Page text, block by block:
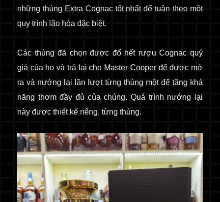
những thùng Extra Cognac tốt nhất để tuân theo một
quy trình lão hóa đặc biệt.
Các thùng đã chọn được đổ hết rượu Cognac quý
giá của họ và trả lại cho Master Cooper để được mở
ra và nướng lại lần lượt từng thùng một để tăng khả
năng thơm đầy đủ của chúng. Quá trình nướng lại
này được thiết kế riêng, từng thùng.